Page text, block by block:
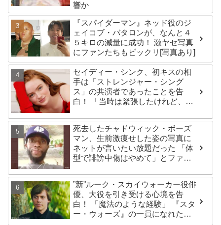
響か
『スパイダーマン』ネッド役のジ
ェイコブ・バタロンが、なんと４
５キロの減量に成功！ 激ヤセ写真
にファンたちもビックリ[写真あり]
セイディー・シンク、初キスの相
手は「ストレンジャー・シング
ス」の共演者であったことを告
白！ 「当時は緊張したけれど、い
死去したチャドウィック・ボーズ
マン、生前激痩せした姿の写真に
ネットが言いたい放題だった 「体
型で誹謗中傷はやめて」とファン
”新”ルーク・スカイウォーカー役俳
優、大役を引き受ける心境を告
白！ 「魔法のような経験」 『スタ
ー・ウォーズ』の一員になれたこ